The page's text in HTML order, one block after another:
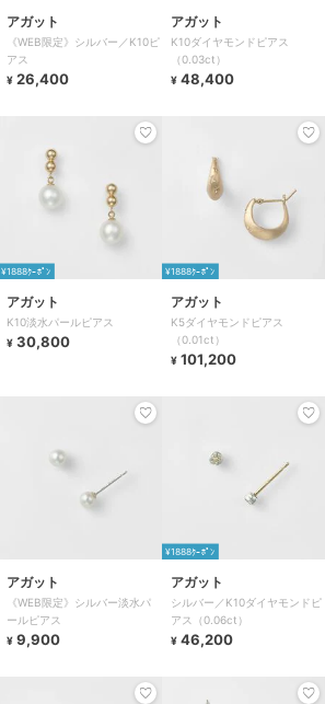
アガット
《WEB限定》シルバー／K10ピ
アス
¥ 26,400
アガット
K10ダイヤモンドピアス
（0.03ct）
¥ 48,400
¥1888ｸｰﾎﾟﾝ
アガット
K10淡水パールピアス
¥ 30,800
¥1888ｸｰﾎﾟﾝ
アガット
K5ダイヤモンドピアス
（0.01ct）
¥ 101,200
アガット
《WEB限定》シルバー淡水パ
ールピアス
¥ 9,900
¥1888ｸｰﾎﾟﾝ
アガット
シルバー／K10ダイヤモンドピ
アス（0.06ct）
¥ 46,200